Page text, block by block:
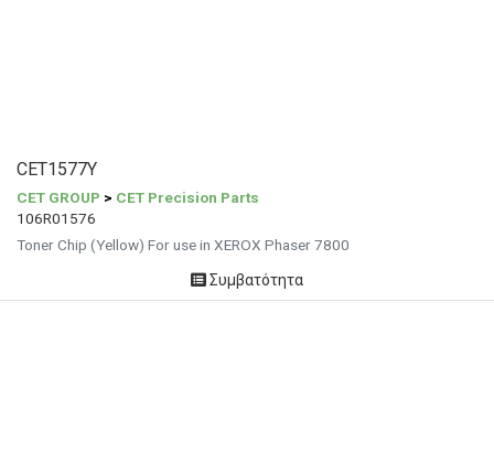
CET1577Y
CET GROUP > CET Precision Parts
106R01576
Toner Chip (Yellow) For use in XEROX Phaser 7800
Συμβατότητα